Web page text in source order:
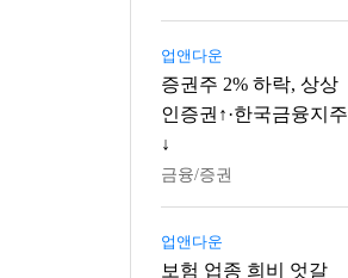
업앤다운
증권주 2% 하락, 상상
인증권↑·한국금융지주
↓
금융/증권
업앤다운
보험 업종 희비 엇갈